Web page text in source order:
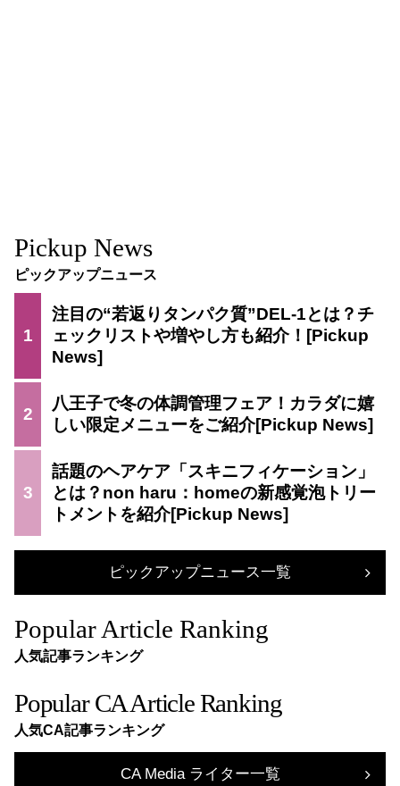
Pickup News
ピックアップニュース
1
注目の“若返りタンパク質”DEL-1とは？チ
ェックリストや増やし方も紹介！
2
八王子で冬の体調管理フェア！カラダに嬉
しい限定メニューをご紹介
3
話題のヘアケア「スキニフィケーション」
とは？non haru：homeの新感覚泡トリー
トメントを紹介
ピックアップニュース一覧
Popular Article Ranking
人気記事ランキング
Popular CA Article Ranking
人気CA記事ランキング
CA Media ライター一覧